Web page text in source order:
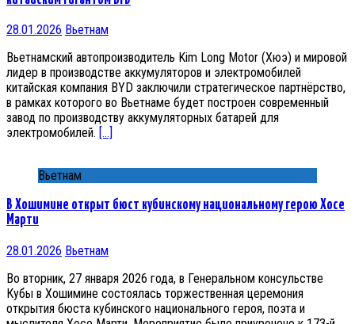
28.01.2026 Вьетнам
Вьетнамский автопроизводитель Kim Long Motor (Хюэ) и мировой
лидер в производстве аккумуляторов и электромобилей
китайская компания BYD заключили стратегическое партнёрство,
в рамках которого во Вьетнаме будет построен современный
завод по производству аккумуляторных батарей для
электромобилей. […]
Вьетнам
В Хошимине открыт бюст кубинскому национальному герою Хосе
Марти
28.01.2026 Вьетнам
Во вторник, 27 января 2026 года, в Генеральном консульстве
Кубы в Хошимине состоялась торжественная церемония
открытия бюста кубинского национального героя, поэта и